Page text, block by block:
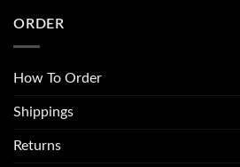
ORDER
How To Order
Shippings
Returns